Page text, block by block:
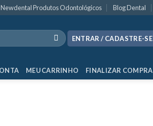
Newdental Produtos Odontológicos Blog Dental
ENTRAR / CADASTRE-SE
MEU CARRINHO FINALIZAR COMPRA